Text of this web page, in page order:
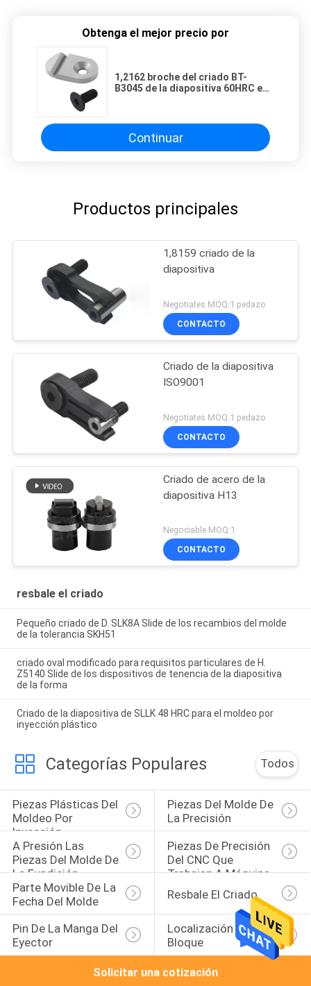
Obtenga el mejor precio por
1,2162 broche del criado BT-
B3045 de la diapositiva 60HRC en
Continuar
Productos principales
1,8159 criado de la
diapositiva
Negotiates MOQ:1 pedazo
CONTACTO
Criado de la diapositiva
ISO9001
Negotiates MOQ:1 pedazo
CONTACTO
Criado de acero de la
diapositiva H13
Negociable MOQ:1
CONTACTO
resbale el criado
Pequeño criado de D. SLK8A Slide de los recambios del molde
de la tolerancia SKH51
criado oval modificado para requisitos particulares de H.
Z5140 Slide de los dispositivos de tenencia de la diapositiva
de la forma
Criado de la diapositiva de SLLK 48 HRC para el moldeo por
inyección plástico
Categorías Populares Todos
Piezas Plásticas Del
Moldeo Por
Inyección
Piezas Del Molde De
La Precisión
A Presión Las
Piezas Del Molde De
La Fundición
Piezas De Precisión
Del CNC Que
Trabajan A Máquina
Parte Movible De La
Fecha Del Molde
Resbale El Criado
Pin De La Manga Del
Eyector
Localización Del
Bloque
Solicitar una cotización